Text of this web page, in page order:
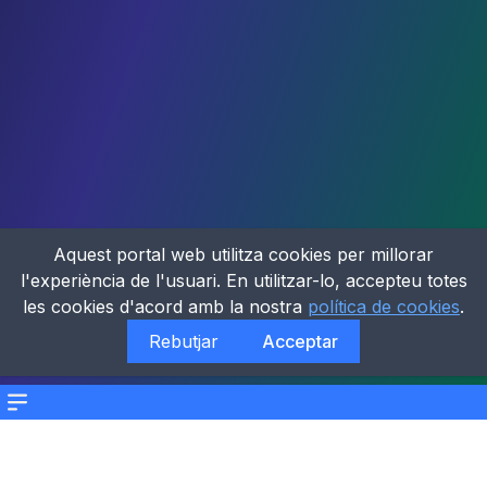
Menu
Aquest portal web utilitza cookies per millorar
l'experiència de l'usuari. En utilitzar-lo, accepteu totes
les cookies d'acord amb la nostra política de cookies.
Rebutjar
Acceptar